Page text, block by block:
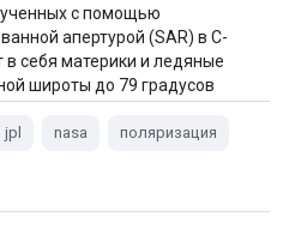
с помощью
апертурой (SAR) в C-
себя материки и ледяные
широты до 79 градусов
jpl nasa поляризация